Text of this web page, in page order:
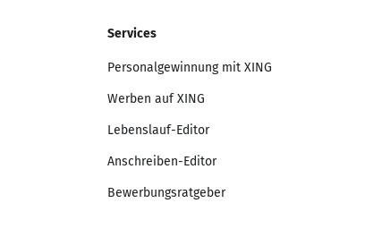
Services
Personalgewinnung mit XING
Werben auf XING
Lebenslauf-Editor
Anschreiben-Editor
Bewerbungsratgeber